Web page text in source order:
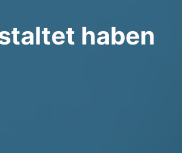
haben